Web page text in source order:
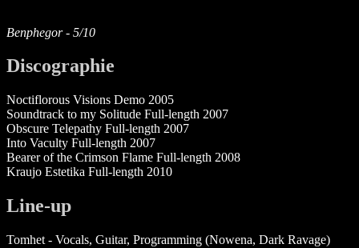
Benphegor - 5/10
Discographie
Noctiflorous Visions Demo 2005
Soundtrack to my Solitude Full-length 2007
Obscure Telepathy Full-length 2007
Into Vaculty Full-length 2007
Bearer of the Crimson Flame Full-length 2008
Kraujo Estetika Full-length 2010
Line-up
Tomhet - Vocals, Guitar, Programming (Nowena, Dark Ravage)